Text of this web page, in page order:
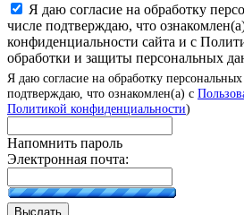
Я даю согласие на обработку
числе подтверждаю, что
конфиденциальности сайта и с
обработки и защиты персональных
Я даю согласие на обработку
подтверждаю, что ознакомлен(а) с
Политикой конфиденциальности)
Напомнить пароль
Электронная почта:
Выслать